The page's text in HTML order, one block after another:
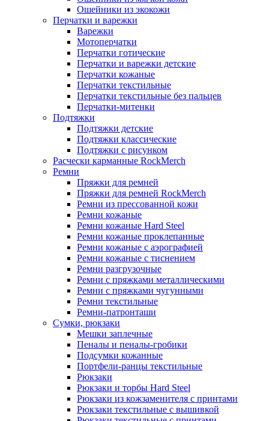
Ошейники из экокожи
Перчатки и варежки
Варежки
Мотоперчатки
Перчатки готические
Перчатки и варежки детские
Перчатки кожаные
Перчатки текстильные
Перчатки текстильные без пальцев
Перчатки-митенки
Подтяжки
Подтяжки детские
Подтяжки классические
Подтяжки с рисунком
Расчески карманные RockMerch
Ремни
Пряжки для ремней
Пряжки для ремней RockMerch
Ремни из прессованной кожи
Ремни кожаные
Ремни кожаные Hard Steel
Ремни кожаные проклепанные
Ремни кожаные с аэрографией
Ремни кожаные с тиснением
Ремни разгрузочные
Ремни с пряжками металлическими
Ремни с пряжками чугунными
Ремни текстильные
Ремни-патронташи
Сумки, рюкзаки
Мешки заплечные
Пеналы и пеналы-гробики
Подсумки кожанные
Портфели-ранцы текстильные
Рюкзаки
Рюкзаки и торбы Hard Steel
Рюкзаки из кожзаменителя с принтами
Рюкзаки текстильные с вышивкой